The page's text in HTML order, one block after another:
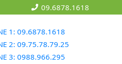
09.6878.1618
1: 09.6878.1618
2: 09.75.78.79.25
3: 0988.966.295